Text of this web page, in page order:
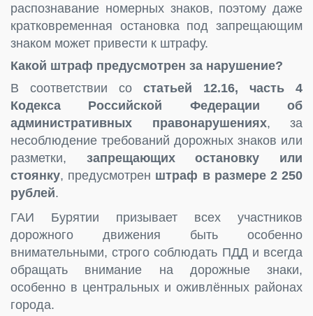
распознавание номерных знаков, поэтому даже
кратковременная остановка под запрещающим
знаком может привести к штрафу.
Какой штраф предусмотрен за нарушение?
В соответствии со статьей 12.16, часть 4
Кодекса Российской Федерации об
административных правонарушениях, за
несоблюдение требований дорожных знаков или
разметки, запрещающих остановку или
стоянку, предусмотрен штраф в размере 2 250
рублей.
ГАИ Бурятии призывает всех участников
дорожного движения быть особенно
внимательными, строго соблюдать ПДД и всегда
обращать внимание на дорожные знаки,
особенно в центральных и оживлённых районах
города.